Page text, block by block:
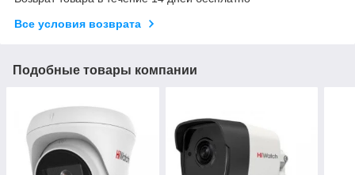
Все условия возврата
Подобные товары компании